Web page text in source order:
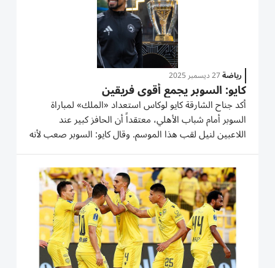
رياضة27 ديسمبر 2025
كايو: السوبر يجمع أقوى فريقين
أكد جناح الشارقة كايو لوكاس استعداد «الملك» لمباراة
السوبر أمام شباب الأهلي، معتقداً أن الحافز كبير عند
اللاعبين لنيل لقب هذا الموسم. وقال كايو: السوبر صعب لأنه
يجمع أقوى فريقين في الموسم، وسيكون طموحنا الظهور
بشكل جيد ونيل اللقب الذي يعد أفضل ما يحققه اللاعب،
فأنا رغم لعبي...